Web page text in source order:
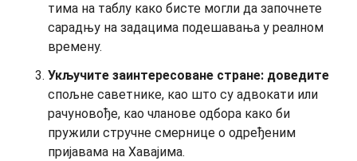
тима на таблу како бисте могли да започнете
сарадњу на задацима подешавања у реалном
времену.
Укључите заинтересоване стране: доведите
спољне саветнике, као што су адвокати или
рачуновође, као чланове одбора како би
пружили стручне смернице о одређеним
пријавама на Хавајима.